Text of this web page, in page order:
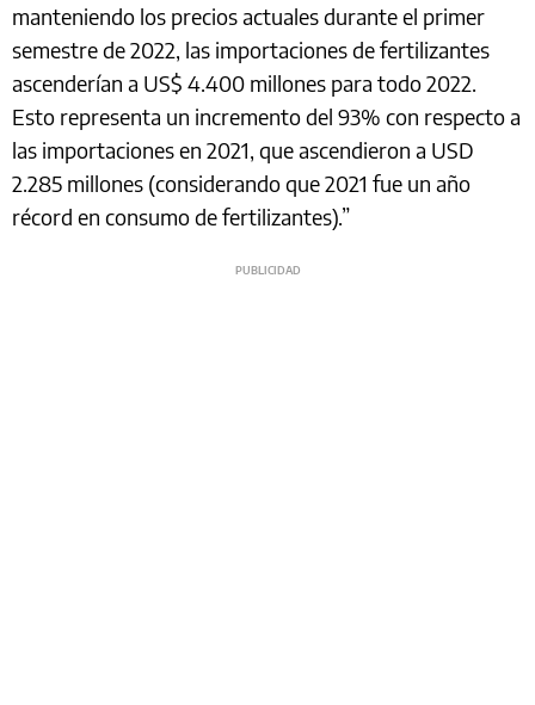
manteniendo los precios actuales durante el primer
semestre de 2022, las importaciones de fertilizantes
ascenderían a US$ 4.400 millones para todo 2022.
Esto representa un incremento del 93% con respecto a
las importaciones en 2021, que ascendieron a USD
2.285 millones (considerando que 2021 fue un año
récord en consumo de fertilizantes).”